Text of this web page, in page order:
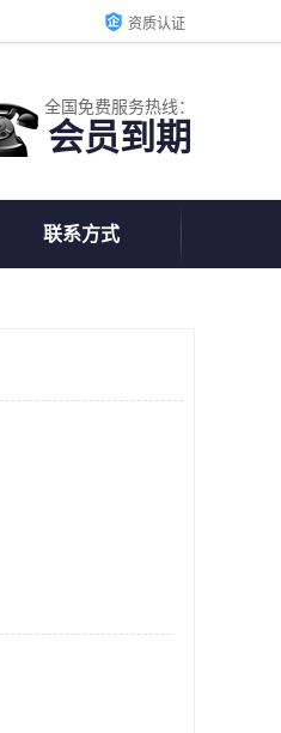
资质认证
全国免费服务热线：
会员到期
联系方式